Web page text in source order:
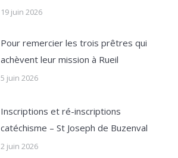
19 juin 2026
Pour remercier les trois prêtres qui
achèvent leur mission à Rueil
5 juin 2026
Inscriptions et ré-inscriptions
catéchisme – St Joseph de Buzenval
2 juin 2026